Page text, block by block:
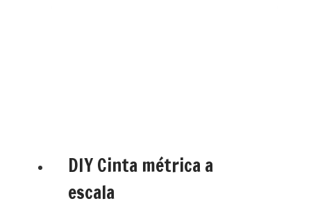
DIY Cinta métrica a
escala